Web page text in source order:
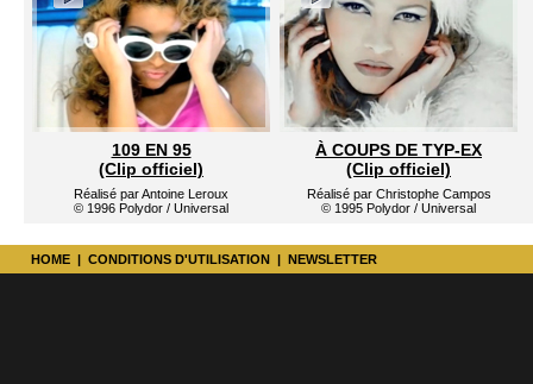
109 EN 95
(Clip officiel)
À COUPS DE TYP-EX
(Clip officiel)
Réalisé par Antoine Leroux
© 1996 Polydor / Universal
Réalisé par Christophe Campos
© 1995 Polydor / Universal
HOME | CONDITIONS D'UTILISATION | NEWSLETTER